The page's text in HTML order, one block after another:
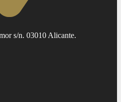
s/n. 03010 Alicante.